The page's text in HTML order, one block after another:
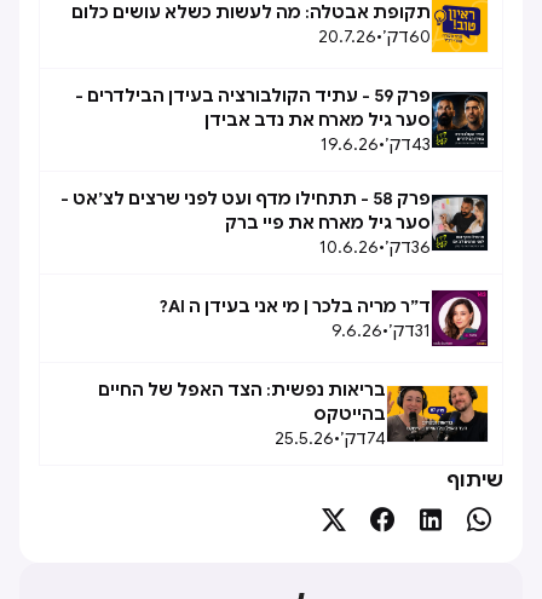
תקופת אבטלה: מה לעשות כשלא עושים כלום
60דק׳•
20.7.26
פרק 59 - עתיד הקולבורציה בעידן הבילדרים -
סער גיל מארח את נדב אבידן
43דק׳•
19.6.26
פרק 58 - תתחילו מדף ועט לפני שרצים לצ׳אט -
סער גיל מארח את פיי ברק
36דק׳•
10.6.26
ד״ר מריה בלכר | מי אני בעידן ה AI?
31דק׳•
9.6.26
בריאות נפשית: הצד האפל של החיים
בהייטקס
74דק׳•
25.5.26
שיתוף



